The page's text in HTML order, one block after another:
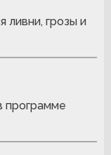
ливни, грозы и
программе